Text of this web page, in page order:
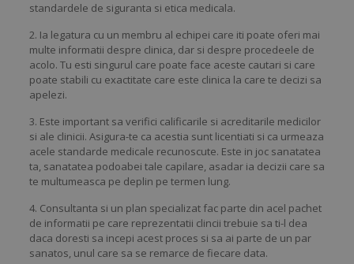
standardele de siguranta si etica medicala.
2. Ia legatura cu un membru al echipei care iti poate oferi mai
multe informatii despre clinica, dar si despre procedeele de
acolo. Tu esti singurul care poate face aceste cautari si care
poate stabili cu exactitate care este clinica la care te decizi sa
apelezi.
3. Este important sa verifici calificarile si acreditarile medicilor
si ale clinicii. Asigura-te ca acestia sunt licentiati si ca urmeaza
acele standarde medicale recunoscute. Este in joc sanatatea
ta, sanatatea podoabei tale capilare, asadar ia decizii care sa
te multumeasca pe deplin pe termen lung.
4. Consultanta si un plan specializat fac parte din acel pachet
de informatii pe care reprezentatii clincii trebuie sa ti-l dea
daca doresti sa incepi acest proces si sa ai parte de un par
sanatos, unul care sa se remarce de fiecare data.